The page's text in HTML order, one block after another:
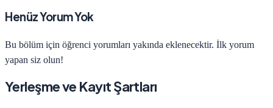
Henüz Yorum Yok
Bu bölüm için öğrenci yorumları yakında eklenecektir. İlk yorum
yapan siz olun!
Yerleşme ve Kayıt Şartları